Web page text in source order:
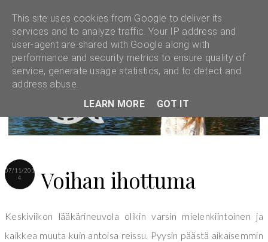
07/11/201
4
Voihan ihottuma
Keskiviikon lääkärineuvola olikin varsin mielenkiintoinen ja
kaikkea muuta kuin antoisa reissu. Pyysin päästä aikaisemmin
This site uses cookies from Google to deliver its
services and to analyze traffic. Your IP address and
user-agent are shared with Google along with
performance and security metrics to ensure quality of
service, generate usage statistics, and to detect and
address abuse.
LEARN MORE
GOT IT